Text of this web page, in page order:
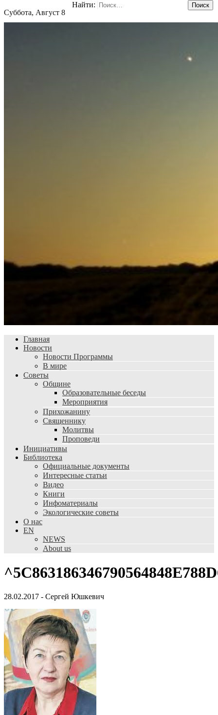
Суббота, Август 8
Найти:
Главная
Новости
Новости Программы
В мире
Советы
Общине
Образовательные беседы
Мероприятия
Прихожанину
Священнику
Молитвы
Проповеди
Инициативы
Библиотека
Официальные документы
Интересные статьи
Видео
Книги
Инфоматериалы
Экологические советы
О нас
EN
NEWS
About us
28.02.2017 - Сергей Юшкевич